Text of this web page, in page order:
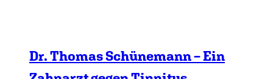
Dr. Thomas Schünemann – Ein